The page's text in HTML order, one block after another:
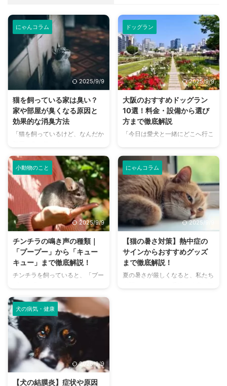
にゃんコラム
2025/9/9
猫を飼っている家は臭い？
家や部屋が臭くなる原因と
効果的な消臭方法
「猫を飼っているけど、なんだか
悩みはありませんか？猫との暮ら
しは幸せで満ちていますが、独特
のにおいが気になるという飼い主
さんは少なくありません。 特
に、来客時などは「うちのにお
い、大丈夫かな？」と不安に感じ
てしまうこともあるでしょう。
この記事では、猫のにおいの原因
体、部屋など、場所別に具体的な
消臭対策を徹底的に解説します。
さらに、猫と飼い主さん両方にと
って快適な消臭グッズの選び方ま
の情報を網羅的にご紹介します。
今 ...
ドッグラン
2025/9/9
大阪のおすすめドッグラン
10選！料金・設備から選び
方まで徹底解説
「今日は愛犬と一緒にどこへ行こ
か？大阪には、広大な敷地でのび
のびと遊べるドッグランから、都
心でアクセスしやすい便利な施設
まで、魅力的なドッグランがたく
さんあります。 しかし、「初め
てドッグランに行くから不安」
「どの施設が愛犬に合っているか
わからない」という方も多いので
は、大阪府内にある人気のドッグ
ランを厳選し、料金、広さ、利用
条件、設備など、気になる情報を
網羅的に解説します。 さらに、
小動物のこと
2025/9/9
チンチラの鳴き声の種類｜
「プープー」から「キュー
キュー」まで徹底解説！
チンチラを飼っていると、「プー
まざまな鳴き声が聞こえてくるこ
とがありますよね。 チンチラは
犬や猫のように鳴き声で感情を表
現するため、その鳴き声の意味を
理解することは、愛チンチラとの
関係を深める上で非常に大切で
す。 この記事では、チンチラの
代表的な鳴き声の種類とその意味
にゃんコラム
2025/9/9
【猫の暑さ対策】熱中症の
サインからおすすめグッズ
まで徹底解説！
夏の暑さが厳しくなると、私たち
犬の病気・健康
2025/9/9
【犬の結膜炎】症状や原因